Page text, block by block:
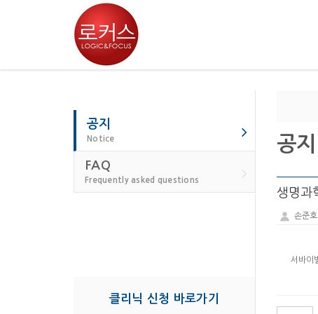
공지
Notice
FAQ
Frequently asked questions
클리닉 신청 바로가기
공지
생명과
손준호
서바이